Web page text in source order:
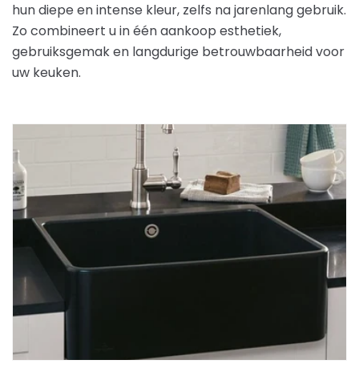
hun diepe en intense kleur, zelfs na jarenlang gebruik.
Zo combineert u in één aankoop esthetiek,
gebruiksgemak en langdurige betrouwbaarheid voor
uw keuken.